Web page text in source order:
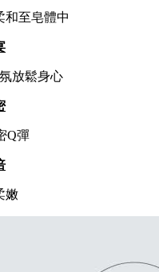
和至皂體中
放鬆身心
Q彈
嫩